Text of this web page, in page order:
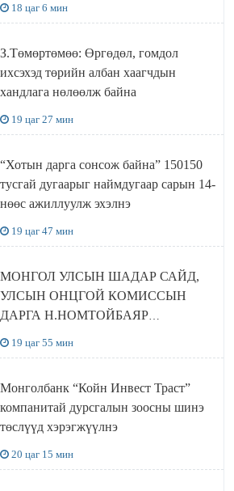
18 цаг 6 мин
З.Төмөртөмөө: Өргөдөл, гомдол
ихсэхэд төрийн албан хаагчдын
хандлага нөлөөлж байна
19 цаг 27 мин
“Хотын дарга сонсож байна” 150150
тусгай дугаарыг наймдугаар сарын 14-
нөөс ажиллуулж эхэлнэ
19 цаг 47 мин
МОНГОЛ УЛСЫН ШАДАР САЙД,
УЛСЫН ОНЦГОЙ КОМИССЫН
ДАРГА Н.НОМТОЙБАЯР
19 цаг 55 мин
Монголбанк “Койн Инвест Траст”
компанитай дурсгалын зоосны шинэ
төслүүд хэрэгжүүлнэ
20 цаг 15 мин